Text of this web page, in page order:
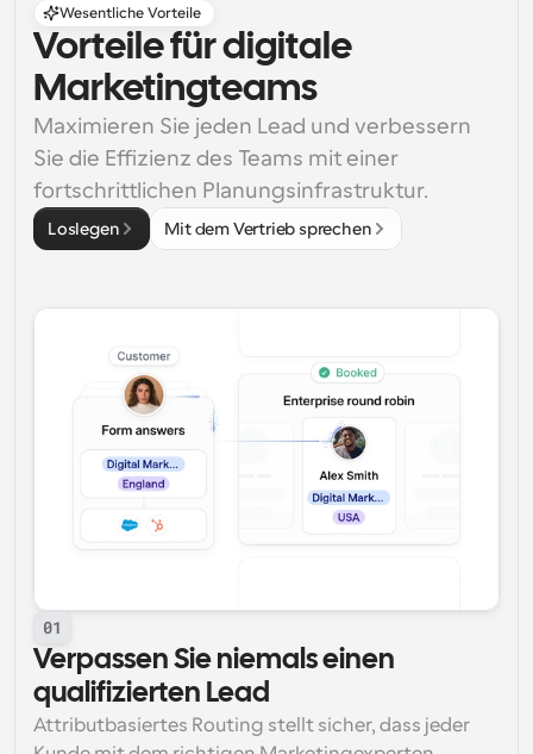
Wesentliche Vorteile
Vorteile für digitale
Marketingteams
Maximieren Sie jeden Lead und verbessern
Sie die Effizienz des Teams mit einer
fortschrittlichen Planungsinfrastruktur.
Loslegen Mit dem Vertrieb sprechen
01
Verpassen Sie niemals einen
qualifizierten Lead
Attributbasiertes Routing stellt sicher, dass jeder